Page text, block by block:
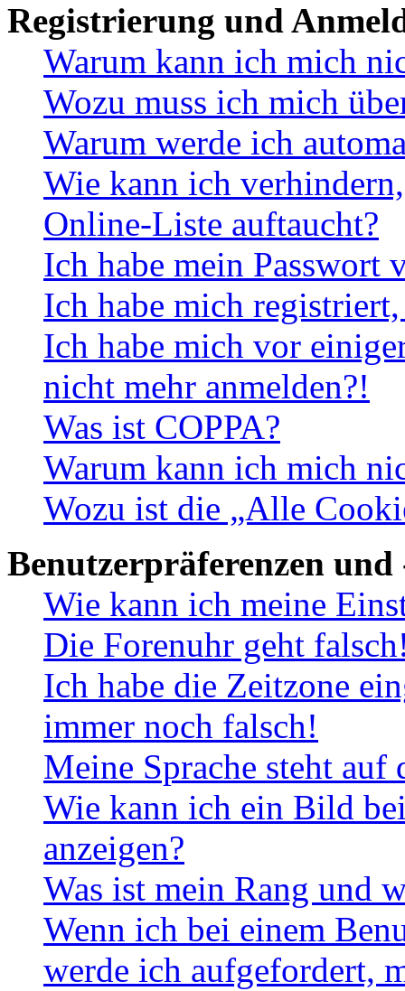
Registrierung und
Warum kann ich mich
Wozu muss ich mich
Warum werde ich
Wie kann ich
Online-Liste auftaucht?
Ich habe mein Passwort
Ich habe mich
Ich habe mich vor
nicht mehr anmelden?!
Was ist COPPA?
Warum kann ich mich
Wozu ist die „Alle
Benutzerpräferenzen und
Wie kann ich meine
Die Forenuhr geht
Ich habe die Zeitzone
immer noch falsch!
Meine Sprache steht
Wie kann ich ein Bild
anzeigen?
Was ist mein Rang und
Wenn ich bei einem
werde ich aufgefordert,